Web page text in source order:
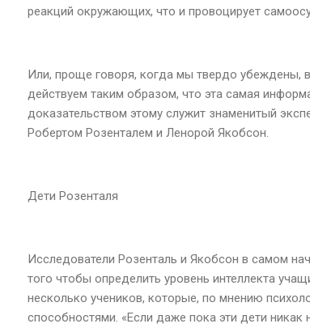
реакций окружающих, что и провоцирует
Или, проще говоря, когда мы твердо убеждены,
действуем таким образом, что эта самая
доказательством этому служит знаменитый
Робертом Розенталем и Ленорой Якобсон.
Дети Розенталя
Исследователи Розенталь и Якобсон в самом
того чтобы определить уровень интеллекта
несколько учеников, которые, по мнению
способностями. «Если даже пока эти дети